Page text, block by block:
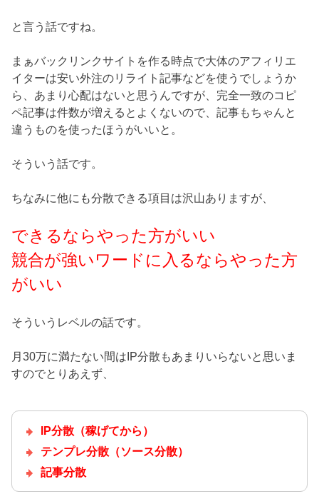
と言う話ですね。
まぁバックリンクサイトを作る時点で大体のアフィリエ
イターは安い外注のリライト記事などを使うでしょうか
ら、あまり心配はないと思うんですが、完全一致のコピ
ペ記事は件数が増えるとよくないので、記事もちゃんと
違うものを使ったほうがいいと。
そういう話です。
ちなみに他にも分散できる項目は沢山ありますが、
できるならやった方がいい
競合が強いワードに入るならやった方
がいい
そういうレベルの話です。
月30万に満たない間はIP分散もあまりいらないと思いま
すのでとりあえず、
IP分散（稼げてから）
テンプレ分散（ソース分散）
記事分散